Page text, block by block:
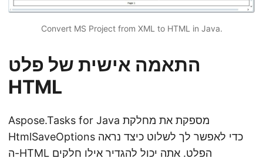
Convert MS Project from XML to HTML in Java.
התאמה אישית של פלט
HTML
Aspose.Tasks for Java מספקת את מחלקת
HtmlSaveOptions כדי לאפשר לך לשלוט כיצד נראה
ה-HTML הפלט. אתה יכול להגדיר אילו חלקים